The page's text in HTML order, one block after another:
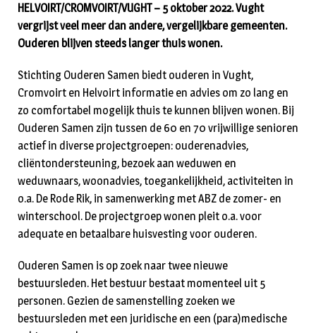
HELVOIRT/CROMVOIRT/VUGHT – 5 oktober 2022. Vught
vergrijst veel meer dan andere, vergelijkbare gemeenten.
Ouderen blijven steeds langer thuis wonen.
Stichting Ouderen Samen biedt ouderen in Vught,
Cromvoirt en Helvoirt informatie en advies om zo lang en
zo comfortabel mogelijk thuis te kunnen blijven wonen. Bij
Ouderen Samen zijn tussen de 60 en 70 vrijwillige senioren
actief in diverse projectgroepen: ouderenadvies,
cliëntondersteuning, bezoek aan weduwen en
weduwnaars, woonadvies, toegankelijkheid, activiteiten in
o.a. De Rode Rik, in samenwerking met ABZ de zomer- en
winterschool. De projectgroep wonen pleit o.a. voor
adequate en betaalbare huisvesting voor ouderen.
Ouderen Samen is op zoek naar twee nieuwe
bestuursleden. Het bestuur bestaat momenteel uit 5
personen. Gezien de samenstelling zoeken we
bestuursleden met een juridische en een (para)medische